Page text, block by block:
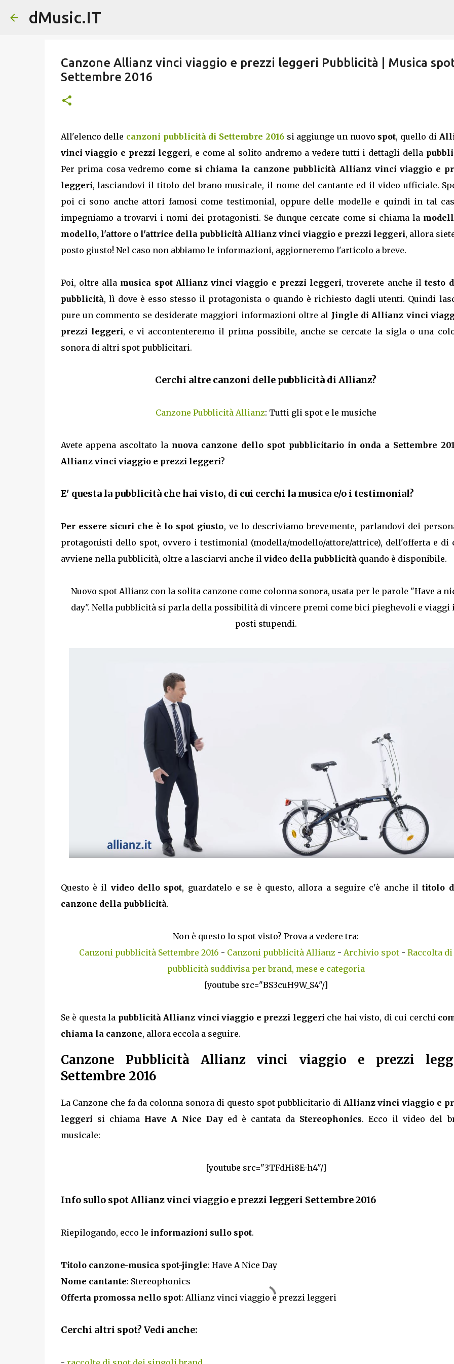
dMusic.IT
Canzone Allianz vinci viaggio e prezzi leggeri Pubblicità | Musica
Settembre 2016
All'elenco delle canzoni pubblicità di Settembre 2016si aggiunge un nuovo spot, quello di
vinci viaggio e prezzi leggeri, e come al solito andremo a vedere tutti i dettagli della
Per prima cosa vedremo come si chiama la canzone pubblicità Allianz vinci viaggio e
leggeri, lasciandovi il titolo del brano musicale, il nome del cantante ed il video ufficiale.
poi ci sono anche attori famosi come testimonial, oppure delle modelle e quindi in tal
impegniamo a trovarvi i nomi dei protagonisti. Se dunque cercate come si chiama la
modello, l'attore o l'attrice della pubblicità Allianz vinci viaggio e prezzi leggeri, allora
posto giusto! Nel caso non abbiamo le informazioni, aggiorneremo l'articolo a breve.
Poi, oltre alla musica spot Allianz vinci viaggio e prezzi leggeri, troverete anche iltesto
pubblicità, lì dove è esso stesso il protagonista o quando è richiesto dagli utenti. Quindi
pure un commento se desiderate maggiori informazioni oltre al Jingle di Allianz vinci
prezzi leggeri, e vi accontenteremo il prima possibile, anche se cercate la sigla o una
sonora di altri spot pubblicitari.
Cerchi altre canzoni delle pubblicità di Allianz?
Canzone Pubblicità Allianz: Tutti gli spot e le musiche
Avete appena ascoltato la nuova canzone dello spot pubblicitario in onda a Settembre
Allianz vinci viaggio e prezzi leggeri?
E' questa la pubblicità che hai visto, di cui cerchi la musica e/o i testimonial?
Per essere sicuri che è lo spot giusto, ve lo descriviamo brevemente, parlandovi dei
protagonisti dello spot, ovvero i testimonial (modella/modello/attore/attrice), dell'offerta e di
avviene nella pubblicità, oltre a lasciarvi anche il video della pubblicitàquando è disponibile.
Nuovo spot Allianz con la solita canzone come colonna sonora, usata per le parole "Have a
day". Nella pubblicità si parla della possibilità di vincere premi come bici pieghevoli e viaggi
posti stupendi.
Questo è il video dello spot, guardatelo e se è questo, allora a seguire c'è anche iltitolo
canzone della pubblicità.
Non è questo lo spot visto? Prova a vedere tra:
Canzoni pubblicità Settembre 2016 - Canzoni pubblicità Allianz - Archivio spot - Raccolta di
pubblicità suddivisa per brand, mese e categoria
[youtube src="BS3cuH9W_S4"/]
Se è questa la pubblicità Allianz vinci viaggio e prezzi leggeri che hai visto, di cui cerchi
chiama la canzone, allora eccola a seguire.
Canzone Pubblicità Allianz vinci viaggio e prezzi
Settembre 2016
La Canzone che fa da colonna sonora di questo spot pubblicitario di Allianz vinci viaggio e
leggeri si chiama Have A Nice Dayed è cantata da Stereophonics. Ecco il video del
musicale:
[youtube src="3TFdHi8E-h4"/]
Info sullo spot Allianz vinci viaggio e prezzi leggeri Settembre 2016
Riepilogando, ecco le informazioni sullo spot.
Titolo canzone-musica spot-jingle: Have A Nice Day
Nome cantante: Stereophonics
Offerta promossa nello spot: Allianz vinci viaggio e prezzi leggeri
Cerchi altri spot? Vedi anche: